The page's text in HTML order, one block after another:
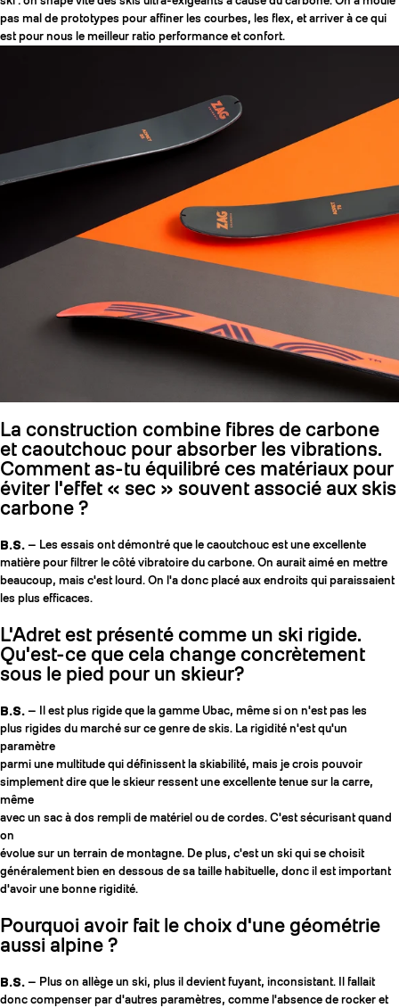
pas mal de prototypes pour affiner les courbes, les flex, et arriver à ce qui
est pour nous le meilleur ratio performance et confort.
La construction combine fibres de carbone
et caoutchouc pour absorber les vibrations.
Comment as-tu équilibré ces matériaux pour
éviter l'effet « sec » souvent associé aux skis
carbone ?
B.S. — Les essais ont démontré que le caoutchouc est une excellente
matière pour filtrer le côté vibratoire du carbone. On aurait aimé en mettre
beaucoup, mais c'est lourd. On l'a donc placé aux endroits qui paraissaient
les plus efficaces.
L'Adret est présenté comme un ski rigide.
Qu'est-ce que cela change concrètement
sous le pied pour un skieur?
B.S. — Il est plus rigide que la gamme Ubac, même si on n'est pas les
plus rigides du marché sur ce genre de skis. La rigidité n'est qu'un
paramètre
parmi une multitude qui définissent la skiabilité, mais je crois pouvoir
simplement dire que le skieur ressent une excellente tenue sur la carre,
même
avec un sac à dos rempli de matériel ou de cordes. C'est sécurisant quand
on
évolue sur un terrain de montagne. De plus, c'est un ski qui se choisit
généralement bien en dessous de sa taille habituelle, donc il est important
d'avoir une bonne rigidité.
Pourquoi avoir fait le choix d'une géométrie
aussi alpine ?
B.S. — Plus on allège un ski, plus il devient fuyant, inconsistant. Il fallait
donc compenser par d'autres paramètres, comme l'absence de rocker et